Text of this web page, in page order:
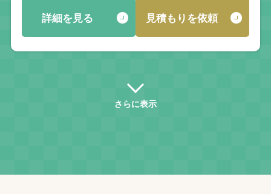
詳細を見る 見積もりを依頼
さらに表示